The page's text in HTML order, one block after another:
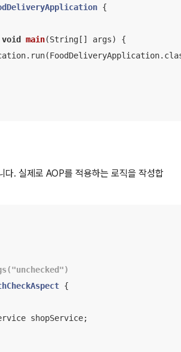
{
void main(String[] args)
{
다. 실제로 AOP를 적용하는 로직을 작성합
{
shopService;